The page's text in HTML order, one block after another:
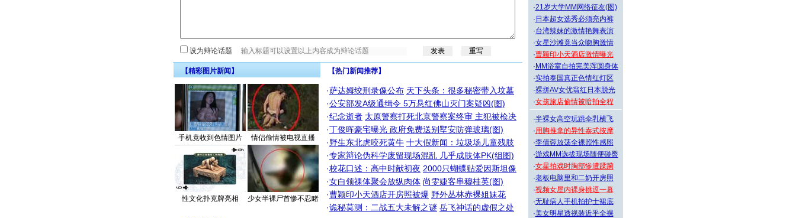
设为辩论话题
【精彩图片新闻】
手机竟收到色情图片 情侣偷情被电视直播
性文化扑克牌亮相 少女半裸尸首惨不忍睹
【热门新闻推荐】
·萨达姆绞刑录像公布 天下头条：很多秘密带入坟墓
·公安部发A级通缉令 5万悬红佛山灭门案疑凶(图)
·纪念逝者 太原警察打死北京警察案终审 主犯被枪决
·丁俊晖豪宅曝光 政府免费送别墅安防弹玻璃(图)
·野生东北虎咬死黄牛 十大假新闻：垃圾场儿童残肢
·专家辩论伪科学废留现场混乱 几乎成肢体PK(组图)
·校花口述：高中时献初夜 2000只蝴蝶贴爱因斯坦像
·女白领祼体聚会放纵肉体 尚雯婕客串穆桂英(图)
·曹颖印小天酒店开房照被爆 野外丛林赤裸姐妹花
·诡秘莫测：二战五大未解之谜 岳飞神话的虚假之处
·21岁大学MM网络征友(图)
· 日本超女选秀必须亮内裤
·台湾辣妹的激情艳舞表演
·女星沙滩竟当众吻胸激情
·曹颖印小天酒店激情曝光
· MM浴室自拍完美浑圆身体
·实拍泰国真正色情红灯区
·裸拼AV女优翁红日本脱光
·女孩旅店偷情被暗拍全程
·半裸女高空玩跳伞乳横飞
·用胸推拿的异性泰式按摩
·李倩蓉放荡全裸照性感照
·游戏MM选拔现场随便碰臀
·女星拍戏时胸部惨遭蹂躏
·老板电脑里和二奶开房照
·视频女屋内裸身挑逗一幕
·无耻病人手机拍护士裙底
·美女明星透视装近乎全裸